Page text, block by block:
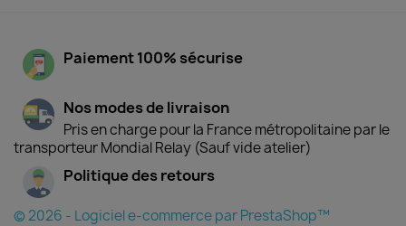
Paiement 100% sécurise
Nos modes de livraison
Pris en charge pour la France métropolitaine par le
transporteur Mondial Relay (Sauf vide atelier)
Politique des retours
© 2026 - Logiciel e-commerce par PrestaShop™